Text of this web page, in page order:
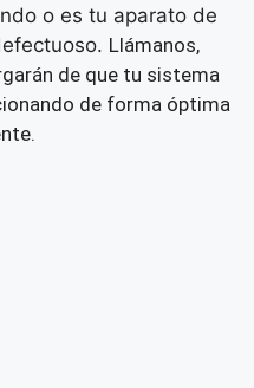
o es tu aparato de
Llámanos,
de que tu sistema
de forma óptima